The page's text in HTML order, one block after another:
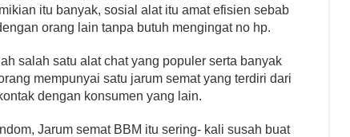
itu banyak, sosial alat itu amat efisien sebab
orang lain tanpa butuh mengingat no hp.
salah satu alat chat yang populer serta banyak
mempunyai satu jarum semat yang terdiri dari
dengan konsumen yang lain.
Jarum semat BBM itu sering- kali susah buat